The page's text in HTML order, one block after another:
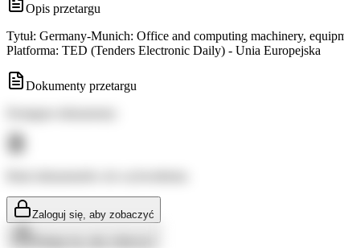
Opis przetargu
Tytuł: Germany-Munich: Office and computing machinery,
Platforma: TED (Tenders Electronic Daily) - Unia Europejska
Dokumenty przetargu
Zaloguj się, aby zobaczyć